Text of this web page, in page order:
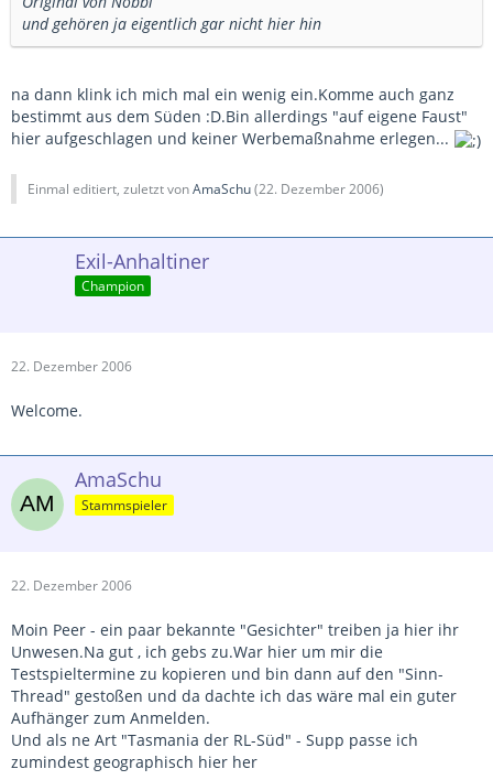
und gehören ja eigentlich gar nicht hier hin
na dann klink ich mich mal ein wenig ein.Komme auch ganz
bestimmt aus dem Süden :D.Bin allerdings "auf eigene Faust"
hier aufgeschlagen und keiner Werbemaßnahme erlegen...
Einmal editiert, zuletzt vonAmaSchu(22. Dezember 2006)
Exil-Anhaltiner
Champion
22. Dezember 2006
Welcome.
AmaSchu
Stammspieler
22. Dezember 2006
Moin Peer - ein paar bekannte "Gesichter" treiben ja hier ihr
Unwesen.Na gut , ich gebs zu.War hier um mir die
Testspieltermine zu kopieren und bin dann auf den "Sinn-
Thread" gestoßen und da dachte ich das wäre mal ein guter
Aufhänger zum Anmelden.
Und als ne Art "Tasmania der RL-Süd" - Supp passe ich
zumindest geographisch hier her